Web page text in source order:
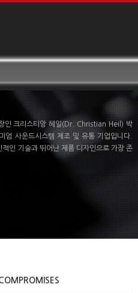
인 크리스티앙 헤일(Dr. Christian Heil) 박
엄 사운드시스템 제조 및 유통 기업입니다.
인 기술과 뛰어난 제품 디자인으로 가장 존